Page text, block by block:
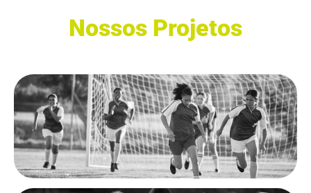
Nossos Projetos